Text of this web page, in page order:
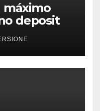
máximo
deposit
casino